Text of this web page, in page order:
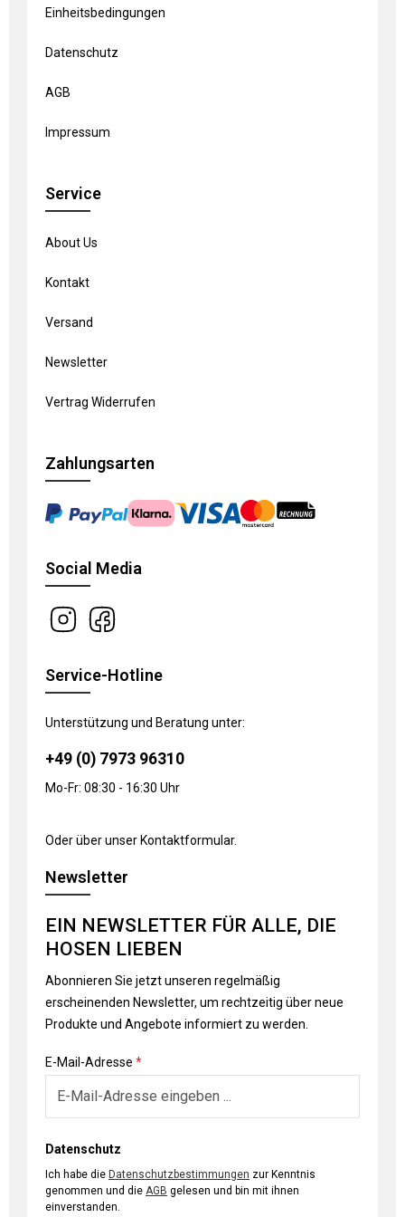
Einheitsbedingungen
Datenschutz
AGB
Impressum
Service
About Us
Kontakt
Versand
Newsletter
Vertrag Widerrufen
Zahlungsarten
Social Media
Service-Hotline
Unterstützung und Beratung unter:
+49 (0) 7973 96310
Mo-Fr: 08:30 - 16:30 Uhr
Oder über unser Kontaktformular.
Newsletter
EIN NEWSLETTER FÜR ALLE, DIE
HOSEN LIEBEN
Abonnieren Sie jetzt unseren regelmäßig
erscheinenden Newsletter, um rechtzeitig über neue
Produkte und Angebote informiert zu werden.
E-Mail-Adresse *
Datenschutz
Ich habe die Datenschutzbestimmungen
genommen und die AGB
einverstanden.